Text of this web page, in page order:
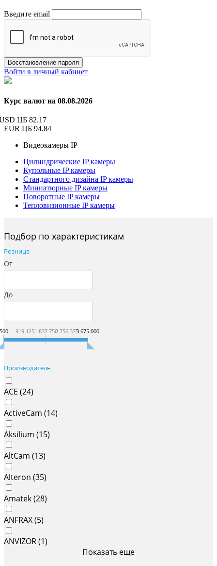
Введите email
Восстановление пароля
Войти в личный кабинет
Курс валют на 08.08.2026
ЦБ 82.17
EUR ЦБ 94.84
Видеокамеры IP
Цилиндрические IP камеры
Купольные IP камеры
Стандартного дизайна IP камеры
Миниатюрные IP камеры
Поворотные IP камеры
Тепловизионные IP камеры
Подбор по характеристикам
Розница
От
До
919 1251 837 7502 756 3753 675 000
Производитель
ACE (24)
ActiveCam (14)
Aksilium (15)
AltCam (13)
Alteron (35)
Amatek (28)
ANFRAX (5)
ANVIZOR (1)
Показать еще